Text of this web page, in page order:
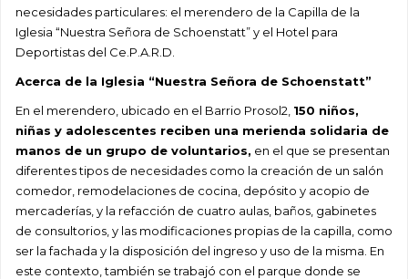
necesidades particulares: el merendero de la Capilla de la
Iglesia “Nuestra Señora de Schoenstatt” y el Hotel para
Deportistas del Ce.P.A.R.D.
Acerca de la Iglesia “Nuestra Señora de Schoenstatt”
En el merendero, ubicado en el Barrio Prosol2, 150 niños,
niñas y adolescentes reciben una merienda solidaria de
manos de un grupo de voluntarios, en el que se presentan
diferentes tipos de necesidades como la creación de un salón
comedor, remodelaciones de cocina, depósito y acopio de
mercaderías, y la refacción de cuatro aulas, baños, gabinetes
de consultorios, y las modificaciones propias de la capilla, como
ser la fachada y la disposición del ingreso y uso de la misma. En
este contexto, también se trabajó con el parque donde se